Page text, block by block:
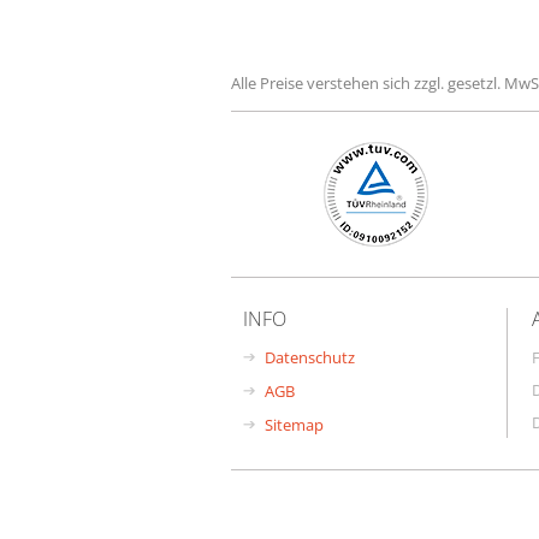
Alle Preise verstehen sich zzgl. gesetzl.
INFO
Datenschutz
AGB
Sitemap